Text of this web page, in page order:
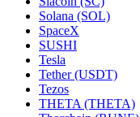
Solana (SOL)
SpaceX
SUSHI
Tesla
Tether (USDT)
Tezos
THETA (THETA)